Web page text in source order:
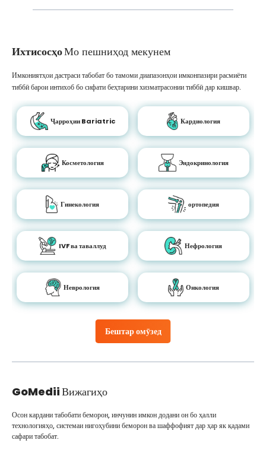
ИхтисосҳоМо пешниҳод мекунем
Бештар омӯзед
Имкониятҳои дастраси табобат бо тамоми диапазонҳои имконпазири расмиёти
тиббӣ барои интихоб бо сифати беҳтарини хизматрасонии тиббӣ дар кишвар.
Ҷарроҳии Bariatric Кардиология
Косметология Эндокринология
Гинекология ортопедия
IVF ва таваллуд Нефрология
Неврология Онкология
GoMediiВижагиҳо
Осон кардани табобати беморон, инчунин имкон додани он бо ҳалли
технологияҳо, системаи нигоҳубини беморон ва шаффофият дар ҳар як қадами
сафари табобат.